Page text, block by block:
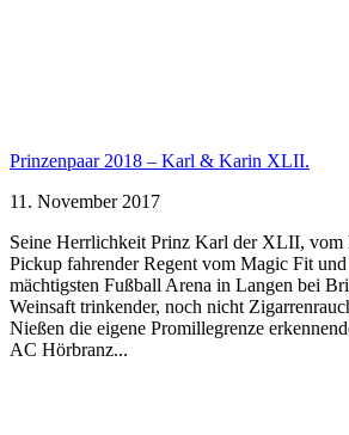
Prinzenpaar 2018 – Karl & Karin XLII.
11. November 2017
Seine Herrlichkeit Prinz Karl der XLII, vom
Pickup fahrender Regent vom Magic Fit
mächtigsten Fußball Arena in Langen bei
Weinsaft trinkender, noch nicht
Nießen die eigene Promillegrenze
AC Hörbranz...